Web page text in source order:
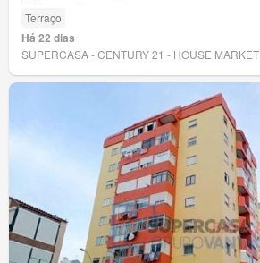
Terraço
Há 22 dias
SUPERCASA - CENTURY 21 - HOUSE MARKET